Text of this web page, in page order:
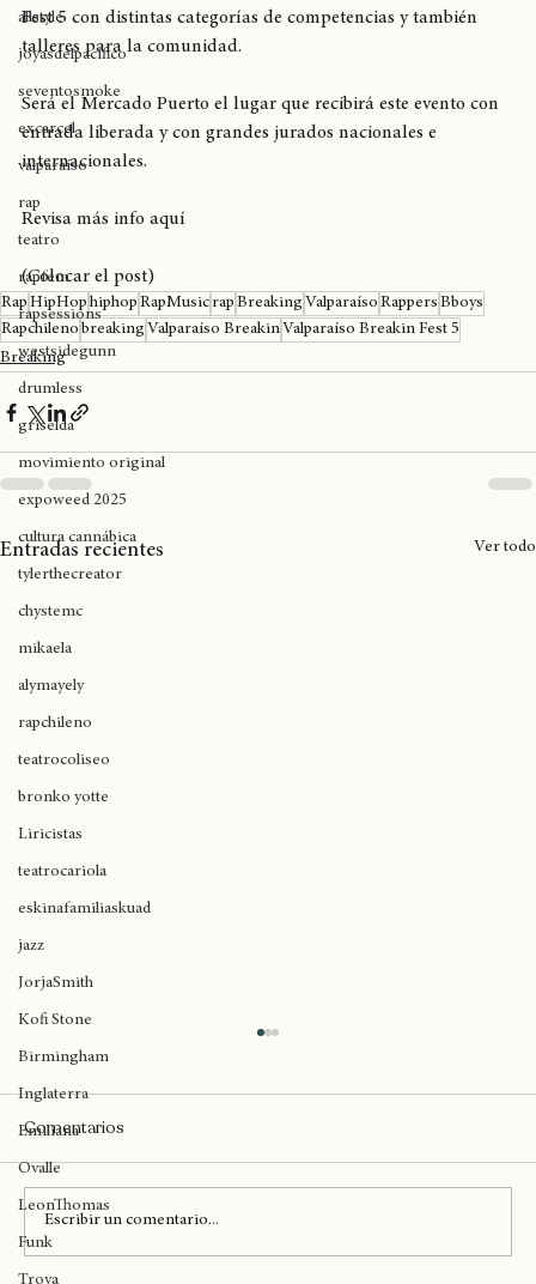
breaking
allstyle
joyasdelpacífico
seventosmoke
excarcel
valparaíso
rap
teatro
rapfem
rapsessions
westsidegunn
drumless
griselda
movimiento original
expoweed 2025
cultura cannábica
tylerthecreator
chystemc
mikaela
alymayely
rapchileno
teatrocoliseo
bronko yotte
Liricistas
teatrocariola
eskinafamiliaskuad
jazz
JorjaSmith
Kofi Stone
Birmingham
Inglaterra
Emiliana
Ovalle
LeonThomas
Funk
Este sábado 29 comienza los dos días de Valparaíso Breakin
Fest 5 con distintas categorías de competencias y también
Será el Mercado Puerto el lugar que recibirá este evento con
entrada liberada y con grandes jurados nacionales e
Revisa más info aquí
(Colocar el post)
Rap HipHop hiphopRapMusicrap BreakingValparaísoRappersBboys
Rapchileno breaking
Breaking
Entradas recientes
Comentarios
Escribir un comentario...